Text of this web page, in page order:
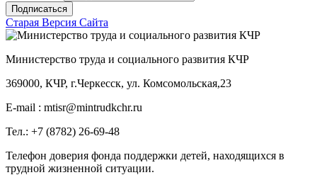
Подписаться
Старая Версия Сайта
Министерство труда и социального развития КЧР
369000, КЧР, г.Черкесск, ул. Комсомольская,23
E-mail : mtisr@mintrudkchr.ru
Тел.: +7 (8782) 26-69-48
Телефон доверия фонда поддержки детей, находящихся в
трудной жизненной ситуации.